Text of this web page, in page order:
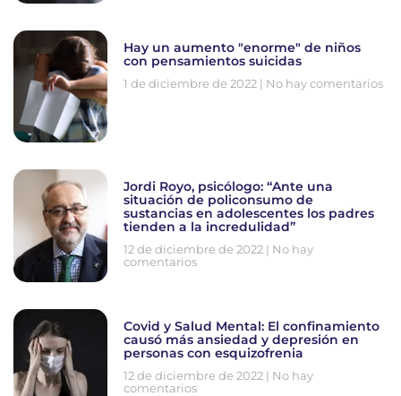
Hay un aumento "enorme" de niños
con pensamientos suicidas
1 de diciembre de 2022 No hay comentarios
Jordi Royo, psicólogo: “Ante una
situación de policonsumo de
sustancias en adolescentes los padres
tienden a la incredulidad”
12 de diciembre de 2022
No hay
comentarios
Covid y Salud Mental: El confinamiento
causó más ansiedad y depresión en
personas con esquizofrenia
12 de diciembre de 2022
No hay
comentarios